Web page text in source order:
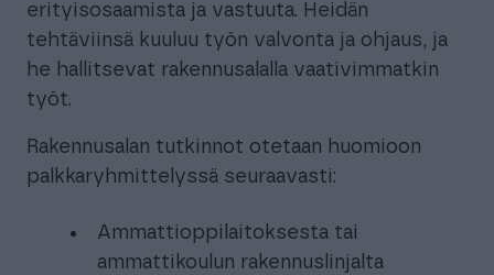
erityisosaamista ja vastuuta. Heidän
tehtäviinsä kuuluu työn valvonta ja ohjaus, ja
he hallitsevat rakennusalalla vaativimmatkin
työt.
Rakennusalan tutkinnot otetaan huomioon
palkkaryhmittelyssä seuraavasti:
Ammattioppilaitoksesta tai
ammattikoulun rakennuslinjalta